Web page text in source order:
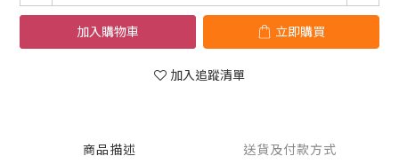
加入購物車 立即購買
加入追蹤清單
商品描述 送貨及付款方式